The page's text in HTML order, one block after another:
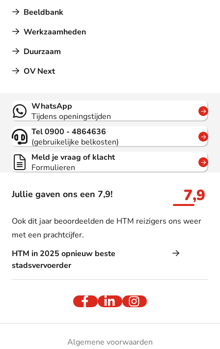
Beeldbank
Werkzaamheden
Duurzaam
OV Next
Jullie gaven ons een 7,9! 7,9
Ook dit jaar beoordeelden de HTM reizigers ons weer
met een prachtcijfer.
HTM in 2025 opnieuw beste
stadsvervoerder
Contact
WhatsApp
Tijdens openingstijden
Tel 0900 - 4864636
(gebruikelijke belkosten)
Meld je vraag of klacht
Formulieren
Algemene voorwaarden